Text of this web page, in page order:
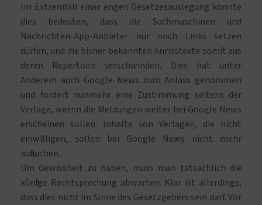
Im Extremfall einer engen Gesetzesauslegung könnte
dies bedeuten, dass die Suchmaschinen und
Nachrichten-App-Anbieter nur noch Links setzen
dürfen, und die bisher bekannten Anrisstexte somit aus
deren Repertoire verschwinden. Dies hat unter
Anderem auch Google News zum Anlass genommen
und fordert nunmehr eine Zustimmung seitens der
Verlage, wernn die Meldungen weiter bei Google News
erscheinen sollen. Inhalte von Verlagen, die nicht
einwilligen, sollen bei Google News nicht mehr
auftauchen.
Um Gewissheit zu haben, muss man tatsächlich die
künftige Rechtsprechung abwarten. Klar ist allerdings,
dass dies nicht im Sinne des Gesetzgebers sein darf. Vor